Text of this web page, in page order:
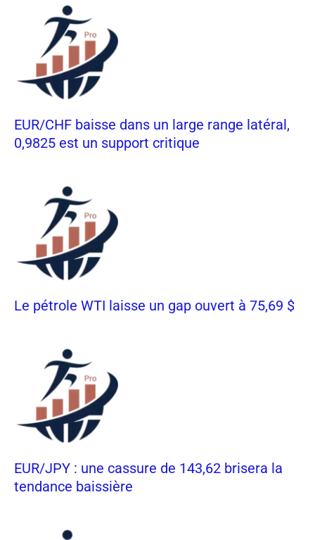
EUR/CHF baisse dans un large range latéral,
0,9825 est un support critique
Le pétrole WTI laisse un gap ouvert à 75,69 $
EUR/JPY : une cassure de 143,62 brisera la
tendance baissière